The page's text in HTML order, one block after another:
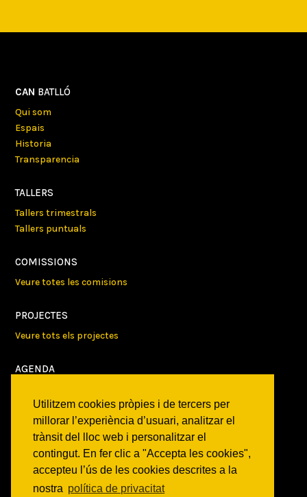
Utilitzem cookies pròpies i de tercers per
millorar l’experiència d’usuari, analitzar el
trànsit del lloc web i personalitzar el
contingut. En fer clic a "Accepta les cookies",
accepteu l’ús de les cookies descrites a la
nostra política de privacitat
CAN BATLLÓ
Qui som
Espais
Historia
Transparencia
TALLERS
Tallers trimestrals
Tallers puntuals
COMISSIONS
Veure totes les comisions
PROJECTES
Veure tots els projectes
AGENDA
NOTICIES
Activitats
Comunicats
Victories